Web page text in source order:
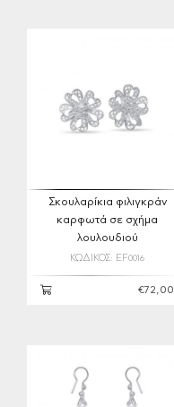
Σκουλαρίκια φιλιγκράν
καρφωτά σε σχήμα
λουλουδιού
ΚΩΔΙΚΟΣ: EF0016
€72,00